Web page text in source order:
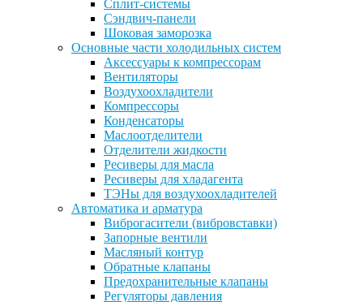
Сплит-системы
Сэндвич-панели
Шоковая заморозка
Основные части холодильных систем
Аксессуары к компрессорам
Вентиляторы
Воздухоохладители
Компрессоры
Конденсаторы
Маслоотделители
Отделители жидкости
Ресиверы для масла
Ресиверы для хладагента
ТЭНы для воздухоохладителей
Автоматика и арматура
Виброгасители (вибровставки)
Запорные вентили
Масляный контур
Обратные клапаны
Предохранительные клапаны
Регуляторы давления